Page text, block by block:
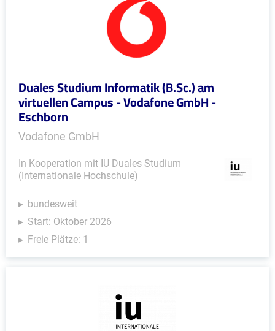
Duales Studium Informatik (B.Sc.) am
virtuellen Campus - Vodafone GmbH -
Eschborn
Vodafone GmbH
In Kooperation mit IU Duales Studium
(Internationale Hochschule)
bundesweit
Start: Oktober 2026
Freie Plätze: 1